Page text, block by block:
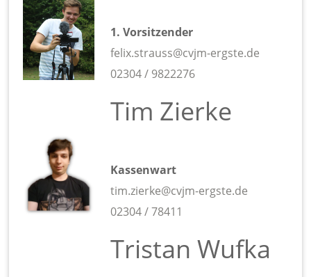
1. Vorsitzender
felix.strauss@cvjm-ergste.de
02304 / 9822276
Tim Zierke
Kassenwart
tim.zierke@cvjm-ergste.de
02304 / 78411
Tristan Wufka